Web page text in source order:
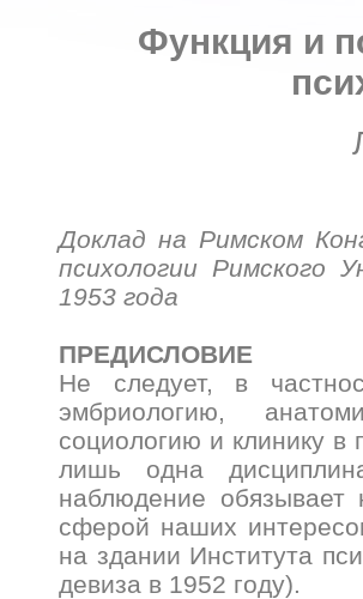
Функция и
Доклад на Римском
психологии Римского
1953 года
ПРЕДИСЛОВИЕ
Не следует, в
эмбриологию,
социологию и клинику в
лишь одна
наблюдение обязывает
сферой наших
на здании Института
девиза в 1952 году).